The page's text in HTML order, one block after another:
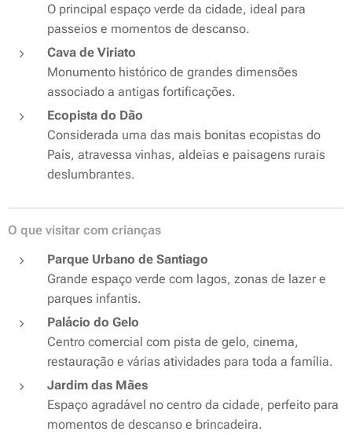
O principal espaço verde da cidade, ideal para
passeios e momentos de descanso.
Cava de Viriato
Monumento histórico de grandes dimensões
associado a antigas fortificações.
Ecopista do Dão
Considerada uma das mais bonitas ecopistas do
País, atravessa vinhas, aldeias e paisagens rurais
deslumbrantes.
O que visitar com crianças
Parque Urbano de Santiago
Grande espaço verde com lagos, zonas de lazer e
parques infantis.
Palácio do Gelo
Centro comercial com pista de gelo, cinema,
restauração e várias atividades para toda a família.
Jardim das Mães
Espaço agradável no centro da cidade, perfeito para
momentos de descanso e brincadeira.